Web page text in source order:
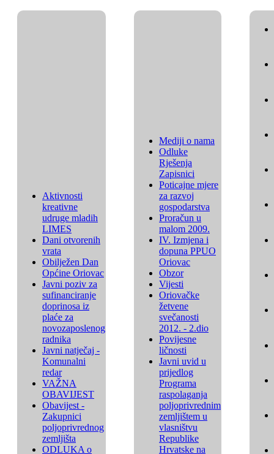
Aktivnosti
kreativne
udruge mladih
LIMES
Dani otvorenih
vrata
Obilježen Dan
Općine Oriovac
Javni poziv za
sufinanciranje
doprinosa iz
plaće za
novozaposlenog
radnika
Javni natječaj -
Komunalni
redar
VAŽNA
OBAVIJEST
Obavijest -
Zakupnici
poljoprivrednog
zemljišta
ODLUKA o
Mediji o nama
Odluke
Rješenja
Zapisnici
Poticajne mjere
za razvoj
gospodarstva
Proračun u
malom 2009.
IV. Izmjena i
dopuna PPUO
Oriovac
Obzor
Vijesti
Oriovačke
žetvene
svečanosti
2012. - 2.dio
Povijesne
ličnosti
Javni uvid u
prijedlog
Programa
raspolaganja
poljoprivrednim
zemljištem u
vlasništvu
Republike
Hrvatske na